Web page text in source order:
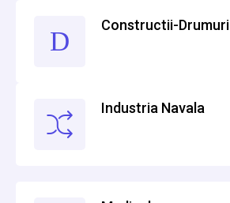
Constructii-Drumuri
Industria Navala